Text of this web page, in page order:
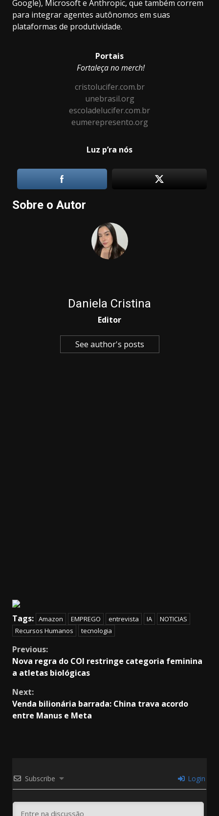
Google), Microsoft e Anthropic, que também correm
para integrar agentes autônomos em suas
plataformas de produtividade.
Portais
Fortaleça no merch!
cristolucifer.com.br
unebrasil.org
escoladelucifer.com.br
eumerepresento.org
Luz p’ra nós
Sobre o Autor
Daniela Cristina
Editor
See author's posts
Tags: Amazon EMPREGO entrevista IA
NOTICIAS
Recursos Humanos
tecnologia
Continue
Reading
Previous:
Nova regra do COI restringe categoria feminina
a atletas biológicas
Next:
Venda bilionária barrada: China trava acordo
entre Manus e Meta
Subscribe Login